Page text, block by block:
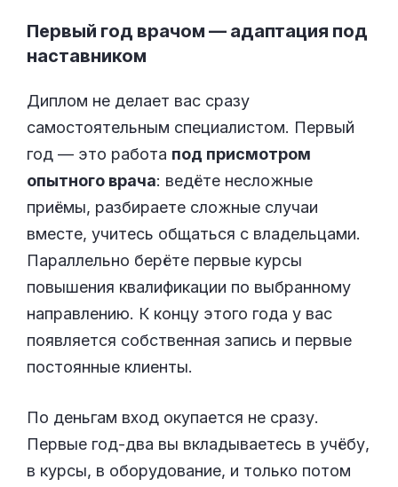
Первый год врачом — адаптация под
наставником
Диплом не делает вас сразу
самостоятельным специалистом. Первый
год — это работа под присмотром
опытного врача: ведёте несложные
приёмы, разбираете сложные случаи
вместе, учитесь общаться с владельцами.
Параллельно берёте первые курсы
повышения квалификации по выбранному
направлению. К концу этого года у вас
появляется собственная запись и первые
постоянные клиенты.
По деньгам вход окупается не сразу.
Первые год-два вы вкладываетесь в учёбу,
в курсы, в оборудование, и только потом